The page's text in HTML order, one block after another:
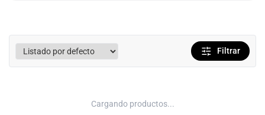
Filtrar
Cargando productos...